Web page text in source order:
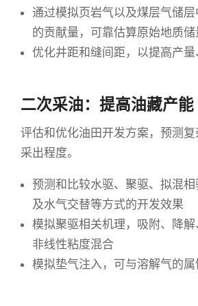
通过模拟页岩气以及煤层气储
的贡献量，可靠估算原始地质
优化井距和缝间距，以提高产量
二次采油：提高油藏产能
评估和优化油田开发方案，预测
采出程度。
预测和比较水驱、聚驱、拟混
及水气交替等方式的开发效果
模拟聚驱相关机理，吸附、降
非线性粘度混合
模拟垫气注入，可与溶解气的属